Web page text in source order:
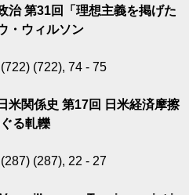
治 第31回「理想主義を掲げた
・ウィルソン
(722), 74 - 75
米関係史 第17回 日米経済摩擦
る軋轢
(287), 22 - 27